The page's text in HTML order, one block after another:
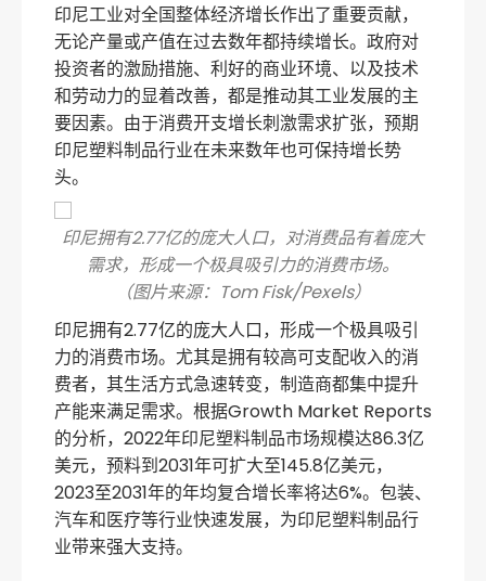
印尼工业对全国整体经济增长作出了重要贡献，
无论产量或产值在过去数年都持续增长。政府对
投资者的激励措施、利好的商业环境、以及技术
和劳动力的显着改善，都是推动其工业发展的主
要因素。由于消费开支增长刺激需求扩张，预期
印尼塑料制品行业在未来数年也可保持增长势
头。
印尼拥有2.77亿的庞大人口，对消费品有着庞大
需求，形成一个极具吸引力的消费市场。
（图片来源：Tom Fisk/Pexels）
印尼拥有2.77亿的庞大人口，形成一个极具吸引
力的消费市场。尤其是拥有较高可支配收入的消
费者，其生活方式急速转变，制造商都集中提升
产能来满足需求。根据Growth Market Reports
的分析，2022年印尼塑料制品市场规模达86.3亿
美元，预料到2031年可扩大至145.8亿美元，
2023至2031年的年均复合增长率将达6%。包装、
汽车和医疗等行业快速发展，为印尼塑料制品行
业带来强大支持。